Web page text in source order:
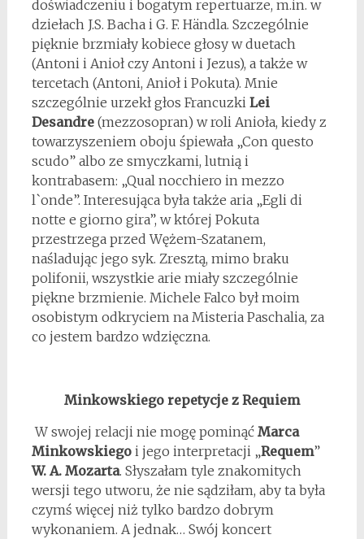
doświadczeniu i bogatym repertuarze, m.in. w
dziełach J.S. Bacha i G. F. Händla. Szczególnie
pięknie brzmiały kobiece głosy w duetach
(Antoni i Anioł czy Antoni i Jezus), a także w
tercetach (Antoni, Anioł i Pokuta). Mnie
szczególnie urzekł głos Francuzki Lei
Desandre(mezzosopran) w roli Anioła, kiedy z
towarzyszeniem oboju śpiewała „Con questo
scudo” albo ze smyczkami, lutnią i
kontrabasem: „Qual nocchiero in mezzo
l`onde”. Interesująca była także aria „Egli di
notte e giorno gira”, w której Pokuta
przestrzega przed Wężem-Szatanem,
naśladując jego syk. Zresztą, mimo braku
polifonii, wszystkie arie miały szczególnie
piękne brzmienie. Michele Falco był moim
osobistym odkryciem na Misteria Paschalia, za
co jestem bardzo wdzięczna.
Minkowskiego repetycje z Requiem
W swojej relacji nie mogę pominąć Marca
Minkowskiegoi jego interpretacji „Requem”
W. A. Mozarta. Słyszałam tyle znakomitych
wersji tego utworu, że nie sądziłam, aby ta była
czymś więcej niż tylko bardzo dobrym
wykonaniem. A jednak… Swój koncert